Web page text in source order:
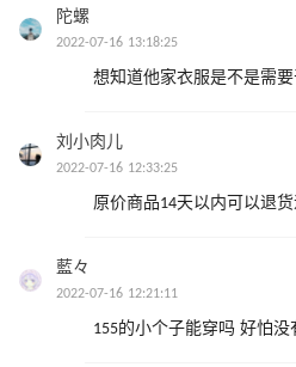
陀螺
2022-07-16 13:18:25
想知道他家衣服是不是需
刘小肉儿
2022-07-16 12:33:25
原价商品14天以内可以退
藍々
2022-07-16 12:21:11
155的小个子能穿吗 好怕没